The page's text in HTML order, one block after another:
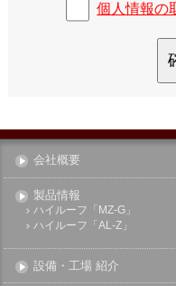
個人情報の
会社概要
製品情報
ハイルーフ「MZ-G」
ハイルーフ「AL-Z」
設備・工場 紹介